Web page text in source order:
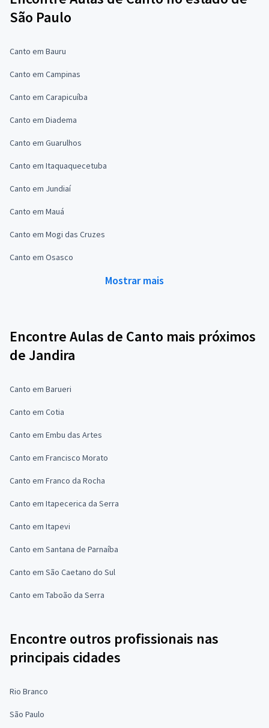
São Paulo
Canto em Bauru
Canto em Campinas
Canto em Carapicuíba
Canto em Diadema
Canto em Guarulhos
Canto em Itaquaquecetuba
Canto em Jundiaí
Canto em Mauá
Canto em Mogi das Cruzes
Canto em Osasco
Mostrar mais
Encontre Aulas de Canto mais próximos
de Jandira
Canto em Barueri
Canto em Cotia
Canto em Embu das Artes
Canto em Francisco Morato
Canto em Franco da Rocha
Canto em Itapecerica da Serra
Canto em Itapevi
Canto em Santana de Parnaíba
Canto em São Caetano do Sul
Canto em Taboão da Serra
Encontre outros profissionais nas
principais cidades
Rio Branco
São Paulo